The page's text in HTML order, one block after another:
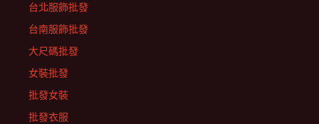
台北服飾批發
台南服飾批發
大尺碼批發
女裝批發
批發女裝
批發衣服